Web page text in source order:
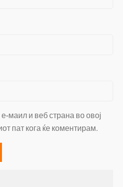
маил и веб страна во овој
пат кога ќе коментирам.